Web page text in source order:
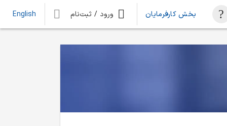
بخش کارفرمایان ورود / ثبت‌نام English